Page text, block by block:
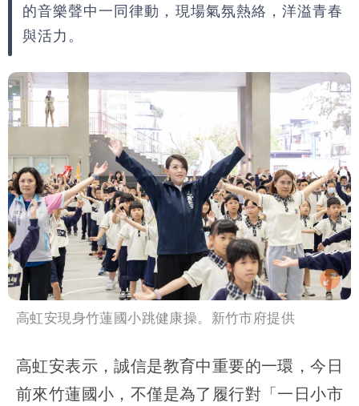
的音樂聲中一同律動，現場氣氛熱絡，洋溢青春
與活力。
高虹安現身竹蓮國小跳健康操。新竹市府提供
高虹安表示，誠信是教育中重要的一環，今日
前來竹蓮國小，不僅是為了履行對「一日小市